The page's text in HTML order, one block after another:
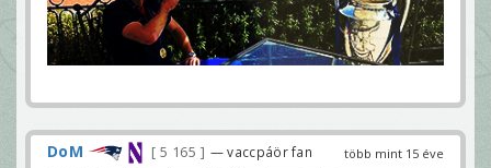
több mint 15 éve
DoM 5 165 — vaccpáör fan